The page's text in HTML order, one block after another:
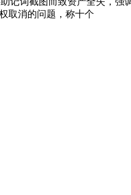
取消的问题，称十个